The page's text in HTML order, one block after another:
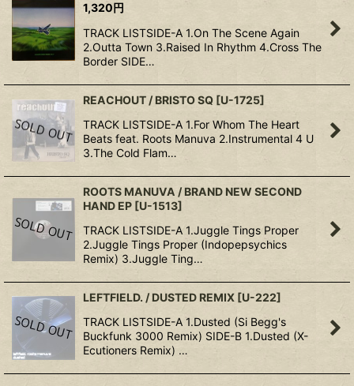
1,320円
TRACK LISTSIDE-A 1.On The Scene Again
2.Outta Town 3.Raised In Rhythm 4.Cross The
Border SIDE…
REACHOUT / BRISTO SQ [U-1725]
TRACK LISTSIDE-A 1.For Whom The Heart
Beats feat. Roots Manuva 2.Instrumental 4 U
3.The Cold Flam…
ROOTS MANUVA / BRAND NEW SECOND
HAND EP [U-1513]
TRACK LISTSIDE-A 1.Juggle Tings Proper
2.Juggle Tings Proper (Indopepsychics
Remix) 3.Juggle Ting…
LEFTFIELD. / DUSTED REMIX [U-222]
TRACK LISTSIDE-A 1.Dusted (Si Begg's
Buckfunk 3000 Remix) SIDE-B 1.Dusted (X-
Ecutioners Remix) …